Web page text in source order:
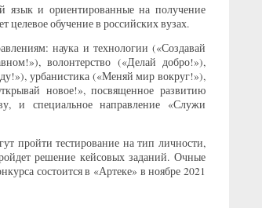
язык и ориентированные на получение
целевое обучение в российских вузах.
наука и технологии («Создавай
волонтерство («Делай добро!»),
урбанистика («Меняй мир вокруг!»),
новое!», посвященное развитию
и специальное направление «Служи
пройти тестирование на тип личности,
решение кейсовых заданий. Очные
состоится в «Артеке» в ноябре 2021